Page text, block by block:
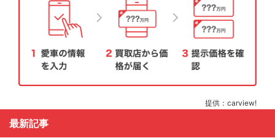
提供：carview!
最新記事